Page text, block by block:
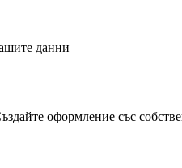
данни
оформление със